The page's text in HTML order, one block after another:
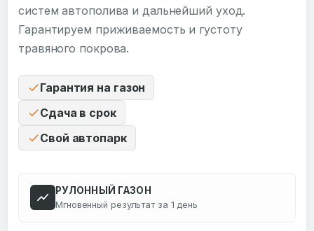
систем автополива и дальнейший уход.
Гарантируем приживаемость и густоту
травяного покрова.
Гарантия на газон
Сдача в срок
Свой автопарк
РУЛОННЫЙ ГАЗОН
Мгновенный результат за 1 день